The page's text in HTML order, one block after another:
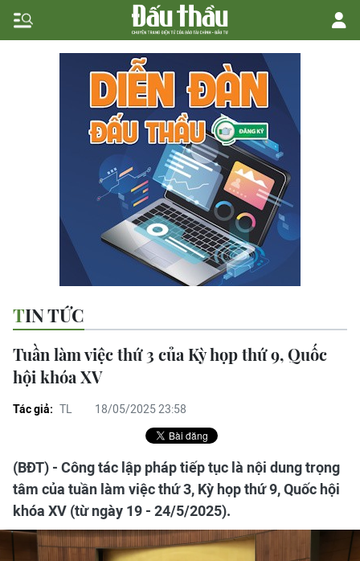
TIN TỨC
Tuần làm việc thứ 3 của Kỳ họp thứ 9, Quốc
hội khóa XV
Tác giả: TL 18/05/2025 23:58
(BĐT) - Công tác lập pháp tiếp tục là nội dung trọng
tâm của tuần làm việc thứ 3, Kỳ họp thứ 9, Quốc hội
khóa XV (từ ngày 19 - 24/5/2025).